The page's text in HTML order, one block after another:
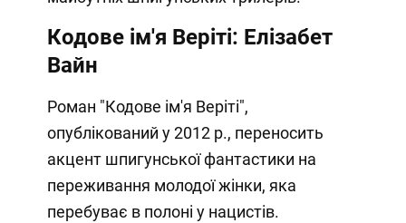
Кодове ім'я Веріті: Елізабет
Вайн
Роман "Кодове ім'я Веріті",
опублікований у 2012 р., переносить
акцент шпигунської фантастики на
переживання молодої жінки, яка
перебуває в полоні у нацистів.